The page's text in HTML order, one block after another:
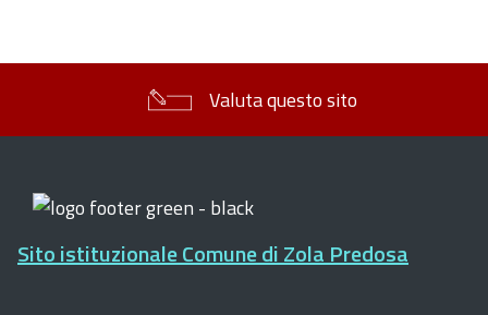
Valuta questo sito
Sito istituzionale Comune di Zola Predosa